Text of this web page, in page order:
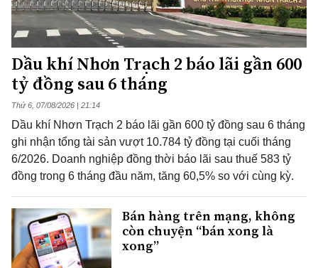
Dầu khí Nhơn Trạch 2 báo lãi gần 600
tỷ đồng sau 6 tháng
Thứ 6, 07/08/2026 | 21:14
Dầu khí Nhơn Trạch 2 báo lãi gần 600 tỷ đồng sau 6 tháng
ghi nhận tổng tài sản vượt 10.784 tỷ đồng tại cuối tháng
6/2026. Doanh nghiệp đồng thời báo lãi sau thuế 583 tỷ
đồng trong 6 tháng đầu năm, tăng 60,5% so với cùng kỳ.
Bán hàng trên mạng, không
còn chuyện “bán xong là
xong”